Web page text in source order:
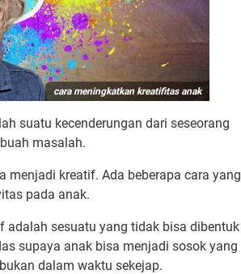
cara meningkatkan kreatifitas anak
suatu kecenderungan dari seseorang
masalah.
menjadi kreatif. Ada beberapa cara yang
pada anak.
adalah sesuatu yang tidak bisa dibentuk
supaya anak bisa menjadi sosok yang
dalam waktu sekejap.